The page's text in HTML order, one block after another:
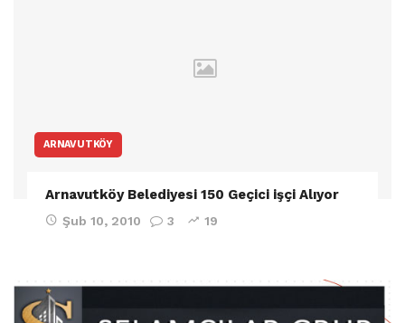
ARNAVUTKÖY
Arnavutköy Belediyesi 150 Geçici işçi Alıyor
Şub 10, 2010 3 19